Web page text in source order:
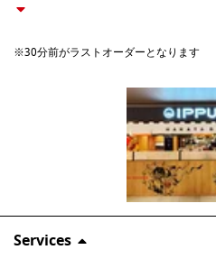
※30分前がラストオーダーとなります
Services